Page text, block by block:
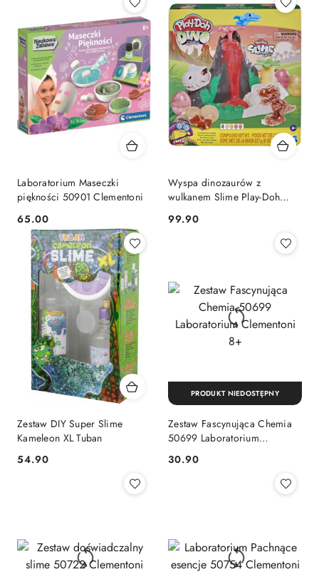
Laboratorium Maseczki
piękności 50901 Clementoni
Cena:
65.00
Wyspa dinozaurów z
wulkanem Slime Play-Doh
Cena:
99.90
Zestaw DIY Super Slime
Kameleon XL Tuban
Cena:
54.90
Zestaw Fascynująca Chemia
50699 Laboratorium
Cena:
30.90
PRODUKT NIEDOSTĘPNY